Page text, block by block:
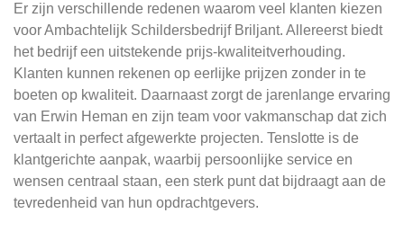
Er zijn verschillende redenen waarom veel klanten kiezen
voor Ambachtelijk Schildersbedrijf Briljant. Allereerst biedt
het bedrijf een uitstekende prijs-kwaliteitverhouding.
Klanten kunnen rekenen op eerlijke prijzen zonder in te
boeten op kwaliteit. Daarnaast zorgt de jarenlange ervaring
van Erwin Heman en zijn team voor vakmanschap dat zich
vertaalt in perfect afgewerkte projecten. Tenslotte is de
klantgerichte aanpak, waarbij persoonlijke service en
wensen centraal staan, een sterk punt dat bijdraagt aan de
tevredenheid van hun opdrachtgevers.